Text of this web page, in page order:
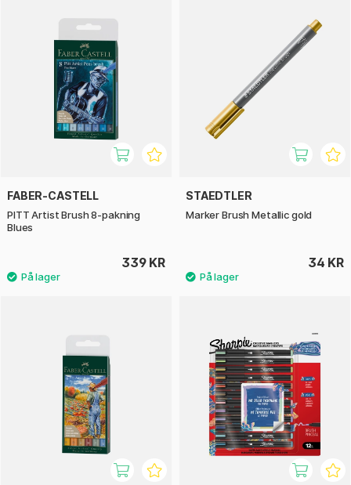
FABER-CASTELL
PITT Artist Brush 8-pakning
Blues
339 KR
STAEDTLER
Marker Brush Metallic gold
34 KR